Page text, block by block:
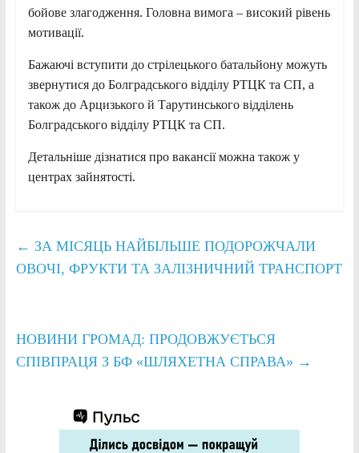
бойове злагодження. Головна вимога – високий рівень
мотивації.
Бажаючі вступити до стрілецького батальйону можуть
звернутися до Болградського відділу РТЦК та СП, а
також до Арцизького й Тарутинського відділень
Болградського відділу РТЦК та СП.
Детальніше дізнатися про вакансії можна також у
центрах зайнятості.
← ЗА МІСЯЦЬ НАЙБІЛЬШЕ ПОДОРОЖЧАЛИ
ОВОЧІ, ФРУКТИ ТА ЗАЛІЗНИЧНИЙ ТРАНСПОРТ
НОВИНИ ГРОМАД: ПРОДОВЖУЄТЬСЯ
СПІВПРАЦЯ З БФ «ШЛЯХЕТНА СПРАВА» →